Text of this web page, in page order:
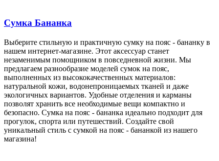
Сумка Бананка
Выберите стильную и практичную сумку на пояс - бананку в
нашем интернет-магазине. Этот аксессуар станет
незаменимым помощником в повседневной жизни. Мы
предлагаем разнообразие моделей сумок на пояс,
выполненных из высококачественных материалов:
натуральной кожи, водонепроницаемых тканей и даже
экологичных вариантов. Удобные отделения и карманы
позволят хранить все необходимые вещи компактно и
безопасно. Сумка на пояс - бананка идеально подходит для
прогулок, спорта или путешествий. Создайте свой
уникальный стиль с сумкой на пояс - бананкой из нашего
магазина!